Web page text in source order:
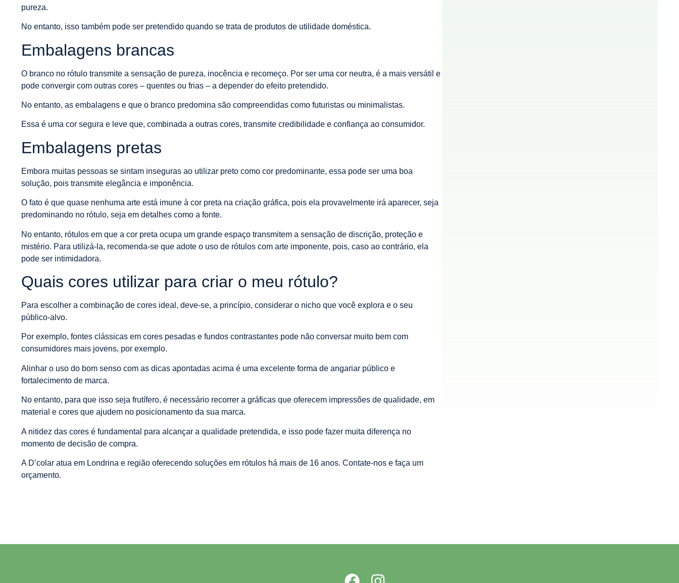
pureza.
No entanto, isso também pode ser pretendido quando se trata de produtos de utilidade doméstica.
Embalagens brancas
O branco no rótulo transmite a sensação de pureza, inocência e recomeço. Por ser uma cor neutra, é a mais versátil e
pode convergir com outras cores – quentes ou frias – a depender do efeito pretendido.
No entanto, as embalagens e que o branco predomina são compreendidas como futuristas ou minimalistas.
Essa é uma cor segura e leve que, combinada a outras cores, transmite credibilidade e confiança ao consumidor.
Embalagens pretas
Embora muitas pessoas se sintam inseguras ao utilizar preto como cor predominante, essa pode ser uma boa
solução, pois transmite elegância e imponência.
O fato é que quase nenhuma arte está imune à cor preta na criação gráfica, pois ela provavelmente irá aparecer, seja
predominando no rótulo, seja em detalhes como a fonte.
No entanto, rótulos em que a cor preta ocupa um grande espaço transmitem a sensação de discrição, proteção e
mistério. Para utilizá-la, recomenda-se que adote o uso de rótulos com arte imponente, pois, caso ao contrário, ela
pode ser intimidadora.
Quais cores utilizar para criar o meu rótulo?
Para escolher a combinação de cores ideal, deve-se, a princípio, considerar o nicho que você explora e o seu
público-alvo.
Por exemplo, fontes clássicas em cores pesadas e fundos contrastantes pode não conversar muito bem com
consumidores mais jovens, por exemplo.
Alinhar o uso do bom senso com as dicas apontadas acima é uma excelente forma de angariar público e
fortalecimento de marca.
No entanto, para que isso seja frutífero, é necessário recorrer a gráficas que oferecem impressões de qualidade, em
material e cores que ajudem no posicionamento da sua marca.
A nitidez das cores é fundamental para alcançar a qualidade pretendida, e isso pode fazer muita diferença no
momento de decisão de compra.
A D’colar atua em Londrina e região oferecendo soluções em rótulos há mais de 16 anos. Contate-nos e faça um
orçamento.